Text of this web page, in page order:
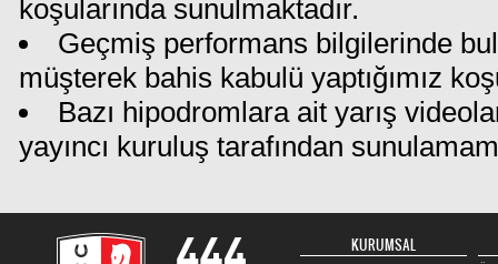
koşularında sunulmaktadır.
Geçmiş performans bilgilerinde
müşterek bahis kabulü yaptığımız
Bazı hipodromlara ait yarış
yayıncı kuruluş tarafından
KURUMSAL